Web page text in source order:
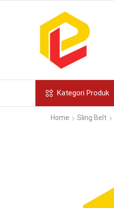
Kategori Produk
Home Sling Belt